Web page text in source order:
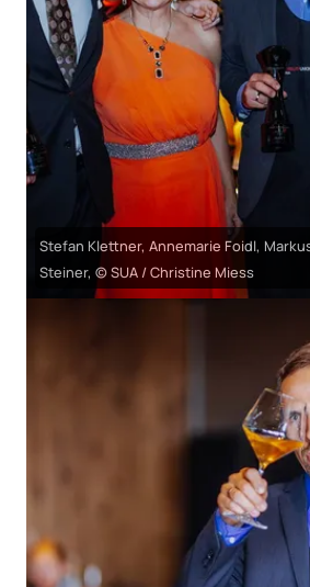
Stefan Klettner, Annemarie Foidl,
Steiner, © SUA / Christine Miess